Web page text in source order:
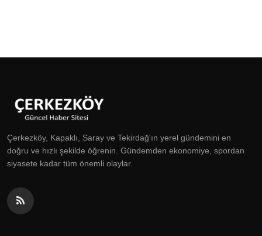
Çerkezköy, Kapaklı, Saray ve Tekirdağ'ın yerel gündemini en
doğru ve hızlı şekilde öğrenin. Gündemden ekonomiye, spordan
siyasete kadar tüm önemli olaylar.